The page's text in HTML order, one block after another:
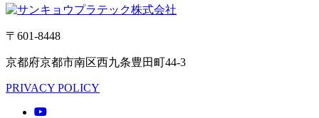
〒601-8448
京都府京都市南区西九条豊田町44-3
PRIVACY POLICY